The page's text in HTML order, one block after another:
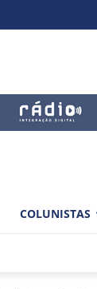
COLUNISTAS